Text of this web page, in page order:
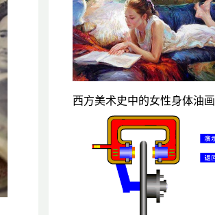
西方美术史中的女性身体油画